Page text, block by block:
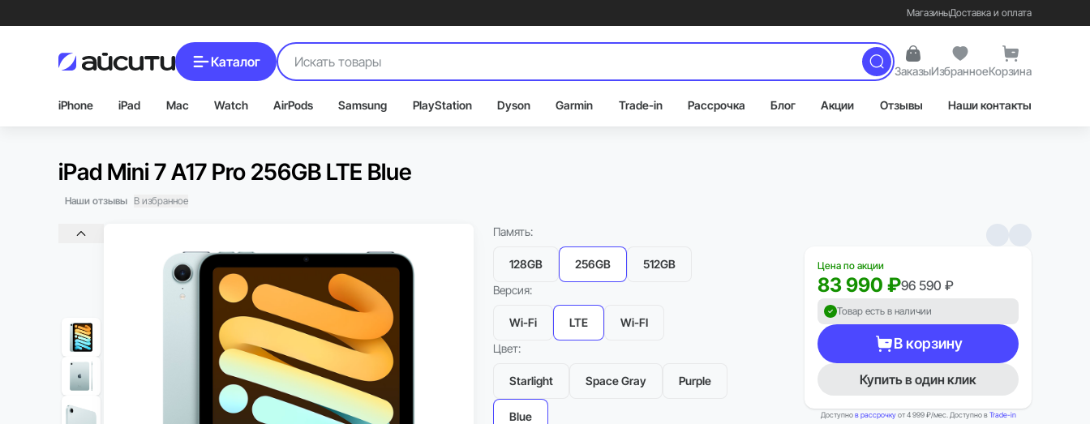
МагазиныДоставка и оплата
Каталог
ЗаказыИзбранноеКорзина
iPhone iPad Mac Watch AirPods Samsung PlayStation Dyson Garmin Trade-in Рассрочка Блог Акции Отзывы Наши контакты
iPad Mini 7 A17 Pro 256GB LTE Blue
Наши отзывы В избранное
Память:
128GB 256GB
512GB
Версия:
Wi-Fi LTE
Wi-FI
Цвет:
Starlight Space Gray Purple
Blue
Цена по акции
83 990 ₽96 590 ₽
Товар есть в наличии
В корзину
Купить в один клик
Доступнов рассрочкуот 4 999 ₽/мес. Доступно вTrade-in